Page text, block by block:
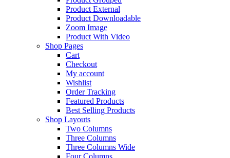
Product External
Product Downloadable
Zoom Image
Product With Video
Shop Pages
Cart
Checkout
My account
Wishlist
Order Tracking
Featured Products
Best Selling Products
Shop Layouts
Two Columns
Three Columns
Three Columns Wide
Four Columns